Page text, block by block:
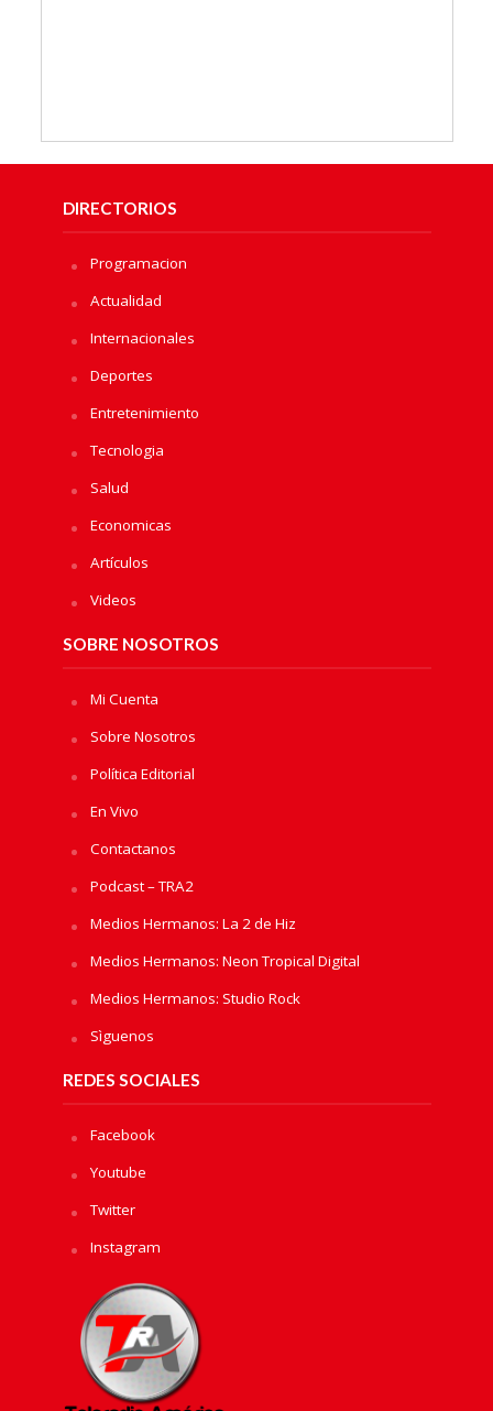
DIRECTORIOS
Programacion
Actualidad
Internacionales
Deportes
Entretenimiento
Tecnologia
Salud
Economicas
Artículos
Videos
SOBRE NOSOTROS
Mi Cuenta
Sobre Nosotros
Política Editorial
En Vivo
Contactanos
Podcast – TRA2
Medios Hermanos: La 2 de Hiz
Medios Hermanos: Neon Tropical Digital
Medios Hermanos: Studio Rock
Sìguenos
REDES SOCIALES
Facebook
Youtube
Twitter
Instagram